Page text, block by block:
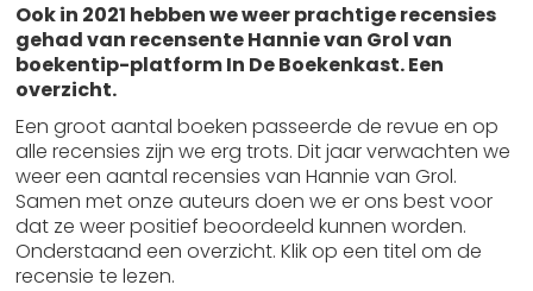
Ook in 2021 hebben we weer prachtige recensies
gehad van recensente Hannie van Grol van
boekentip-platform In De Boekenkast. Een
overzicht.
Een groot aantal boeken passeerde de revue en op
alle recensies zijn we erg trots. Dit jaar verwachten we
weer een aantal recensies van Hannie van Grol.
Samen met onze auteurs doen we er ons best voor
dat ze weer positief beoordeeld kunnen worden.
Onderstaand een overzicht. Klik op een titel om de
recensie te lezen.